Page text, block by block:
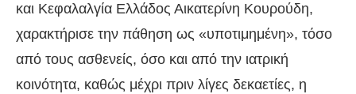
και Κεφαλαλγία Ελλάδος Αικατερίνη Κουρούδη,
χαρακτήρισε την πάθηση ως «υποτιμημένη», τόσο
από τους ασθενείς, όσο και από την ιατρική
κοινότητα, καθώς μέχρι πριν λίγες δεκαετίες, η